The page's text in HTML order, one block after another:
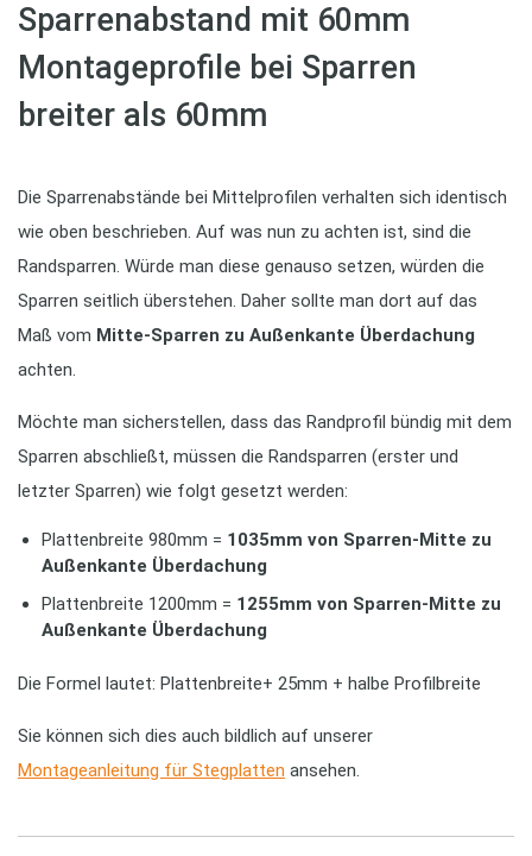
Sparrenabstand mit 60mm
Montageprofile bei Sparren
breiter als 60mm
Die Sparrenabstände bei Mittelprofilen verhalten sich identisch
wie oben beschrieben. Auf was nun zu achten ist, sind die
Randsparren. Würde man diese genauso setzen, würden die
Sparren seitlich überstehen. Daher sollte man dort auf das
Maß vom Mitte-Sparren zu Außenkante Überdachung
achten.
Möchte man sicherstellen, dass das Randprofil bündig mit dem
Sparren abschließt, müssen die Randsparren (erster und
letzter Sparren) wie folgt gesetzt werden:
Plattenbreite 980mm = 1035mm von Sparren-Mitte zu
Außenkante Überdachung
Plattenbreite 1200mm = 1255mm von Sparren-Mitte zu
Außenkante Überdachung
Die Formel lautet: Plattenbreite+ 25mm + halbe Profilbreite
Sie können sich dies auch bildlich auf unserer
Montageanleitung für Stegplatten ansehen.